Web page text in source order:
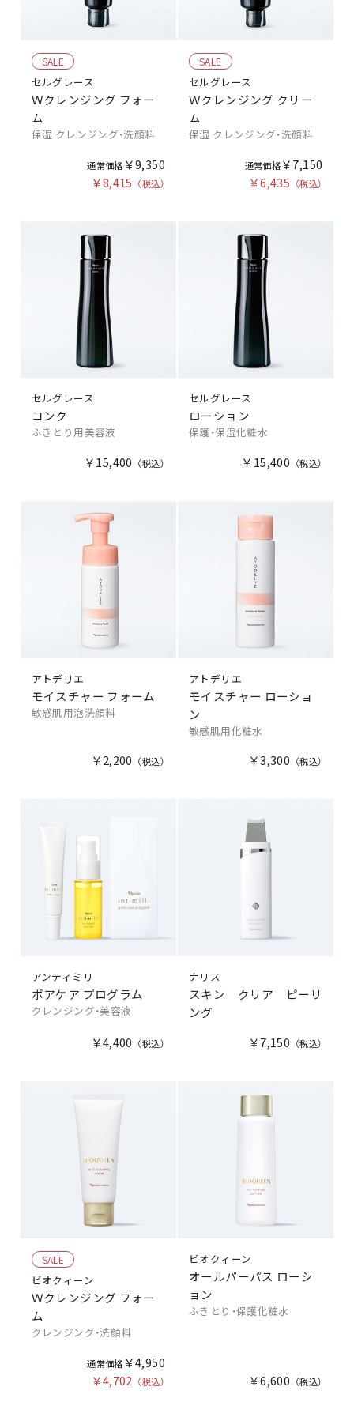
SALE
セルグレース
Ｗクレンジング フォー
ム
保湿 クレンジング・洗顔料
￥9,350
￥8,415
SALE
セルグレース
Ｗクレンジング クリー
ム
保湿 クレンジング・洗顔料
￥7,150
￥6,435
セルグレース
コンク
ふきとり用美容液
￥15,400
セルグレース
ローション
保護・保湿化粧水
￥15,400
アトデリエ
モイスチャー フォーム
敏感肌用泡洗顔料
￥2,200
アトデリエ
モイスチャー ローショ
ン
敏感肌用化粧水
￥3,300
アンティミリ
ポアケア プログラム
クレンジング・美容液
￥4,400
ナリス
スキン クリア ピーリ
ング
￥7,150
SALE
ビオクィーン
Ｗクレンジング フォー
ム
クレンジング・洗顔料
￥4,950
￥4,702
ビオクィーン
オールパーパス ローシ
ョン
ふきとり・保護化粧水
￥6,600